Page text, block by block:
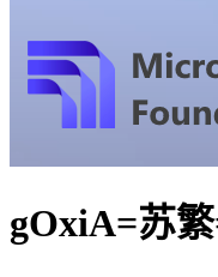
gOxiA=苏